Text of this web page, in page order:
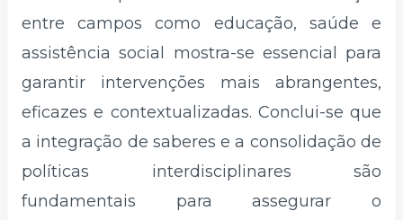
entre campos como educação, saúde e
assistência social mostra-se essencial para
garantir intervenções mais abrangentes,
eficazes e contextualizadas. Conclui-se que
a integração de saberes e a consolidação de
políticas interdisciplinares são
fundamentais para assegurar o